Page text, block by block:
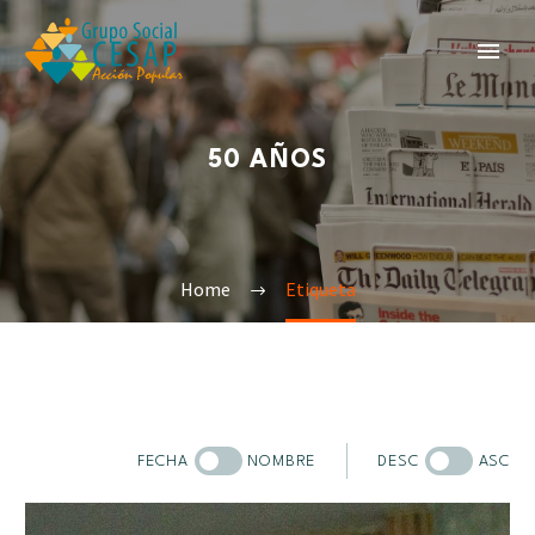
50 AÑOS
Home Etiqueta
FECHA NOMBRE DESC ASC
Sobre